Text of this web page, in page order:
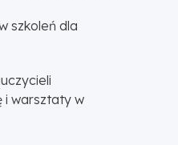
szkoleń dla
i warsztaty w